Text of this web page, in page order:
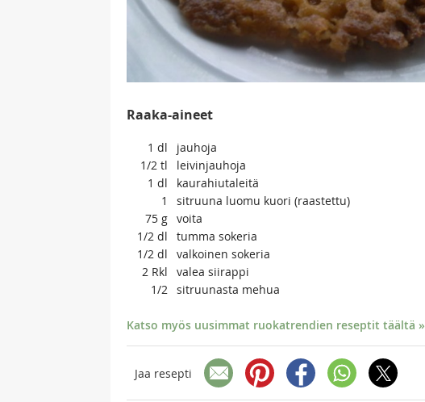
Raaka-aineet
1 dl
jauhoja
1/2 tl
leivinjauhoja
1 dl
kaurahiutaleitä
1
sitruuna luomu kuori (raastettu)
75 g voita
1/2 dl
tumma sokeria
1/2 dl
valkoinen sokeria
2 Rkl
valea siirappi
1/2 sitruunasta mehua
Katso myös uusimmat ruokatrendien reseptit täältä »
Jaa resepti